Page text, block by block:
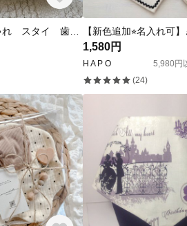
1,580円
H A P O
5,980円
(24)